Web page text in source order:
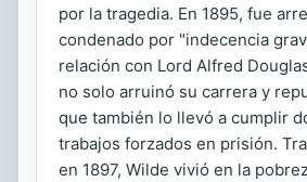
por la tragedia. En 1895, fue
condenado por "indecencia
relación con Lord Alfred
no solo arruinó su carrera y
que también lo llevó a cumplir
trabajos forzados en prisión.
en 1897, Wilde vivió en la